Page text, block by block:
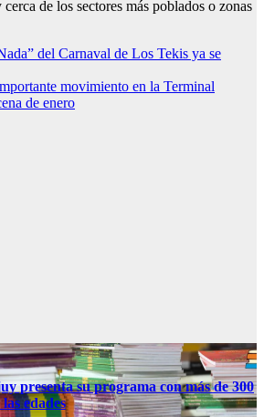
de los sectores más poblados o zonas
del Carnaval de Los Tekis ya se
movimiento en la Terminal
de enero
presenta su programa con más de 300
edades